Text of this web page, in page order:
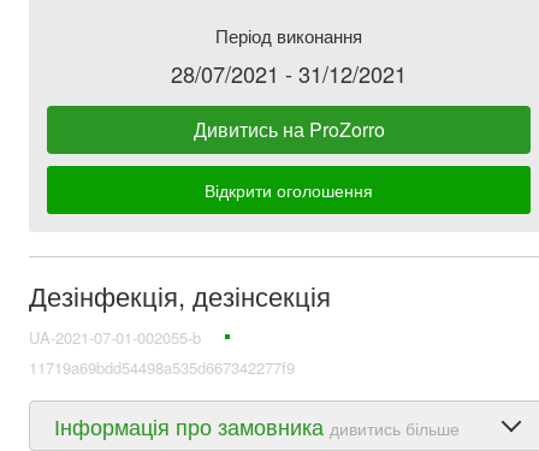
Період виконання
28/07/2021 - 31/12/2021
Дивитись на ProZorro
Відкрити оголошення
Дезінфекція, дезінсекція
UA-2021-07-01-002055-b
11719a69bdd54498a535d667342277f9
Інформація про замовника дивитись більше